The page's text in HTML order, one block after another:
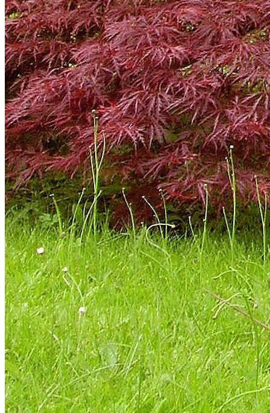
Les anima'trucs : A vos jeux !
La ludothèque se déplace au jardin de l’Evêché
mardi 28 juillet 15h-18h30
avec Sandra et Laurent
gratuit
Programme de la saison 2026-2027
Disponible ci-dessous